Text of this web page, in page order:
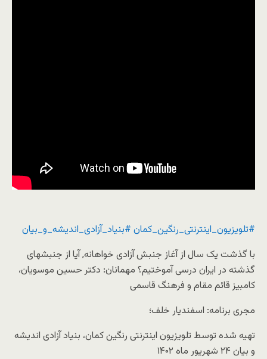
#تلویزیون_اینترنتی_رنگین_کمان #بنیاد_آزادی_اندیشه_و_بیان
با گذشت یک سال از آغاز جنبش آزادی خواهانه, آیا از جنبشهای
گذشته در ایران درسی آموختیم؟ مهمانان: دکتر حسین موسویان،
کامبیز قائم مقام و فرهنگ قاسمی
مجری برنامه: اسفندیار خلف؛
تهیه شده توسط تلویزیون اینترنتی رنگین کمان، بنیاد آزادی اندیشه
و بیان ۲۴ شهریور ماه ۱۴۰۲